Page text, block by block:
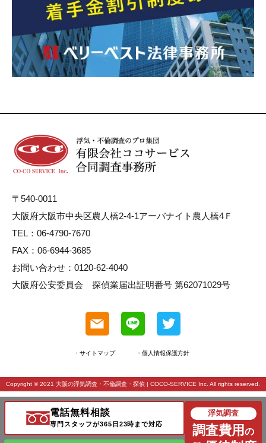
〒540-0011
大阪府大阪市中央区農人橋2-4-1アーバナイト農人橋4Ｆ
TEL：06-4790-7670
FAX：06-6944-3685
お問い合わせ：0120-62-4040
大阪府公安委員会 探偵業届出証明番号 第62071029号
・サイトマップ ・個人情報保護方針
Copyright © 2021 大阪の浮気調査・不倫調査・探偵 | COCO-SERVICE Inc. All rights reserved.
電話無料相談
専門スタッフが365日23時まで対応
浮気調査
調査費用の